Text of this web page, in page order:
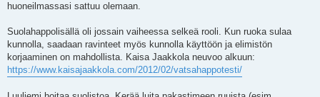
huoneilmassasi sattuu olemaan.
Suolahappolisällä oli jossain vaiheessa selkeä rooli. Kun ruoka sulaa
kunnolla, saadaan ravinteet myös kunnolla käyttöön ja elimistön
korjaaminen on mahdollista. Kaisa Jaakkola neuvoo alkuun:
https://www.kaisajaakkola.com/2012/02/vatsahappotesti/